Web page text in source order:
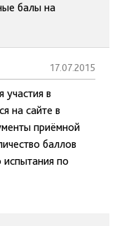
балы на
17.07.2015
в
на сайте в
приёмной
баллов
испытания по